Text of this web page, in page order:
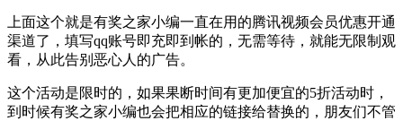
上面这个就是有奖之家小编一直在用的腾讯视频会员优惠开通
渠道了，填写qq账号即充即到帐的，无需等待，就能无限制观
看，从此告别恶心人的广告。
这个活动是限时的，如果果断时间有更加便宜的5折活动时，
到时候有奖之家小编也会把相应的链接给替换的，朋友们不管